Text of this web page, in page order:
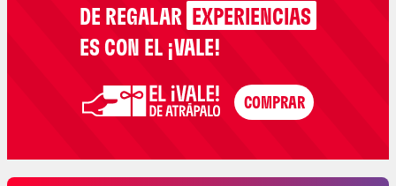
DE REGALAR EXPERIENCIAS
ES CON EL ¡VALE!